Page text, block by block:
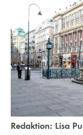
Redaktion: Lisa